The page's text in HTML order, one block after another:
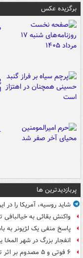
برگزیده عکس
پربازدیدترین ها
شاید روسیه، آمریکا را در
واکنش بقائی به خیالبافی
پاسخ منفی یک لژیونر به
انفجار بزرگ در شهر المخا
۶ فوتی و ۵ مصدوم بر اثر تصادف زنجیره‌ای